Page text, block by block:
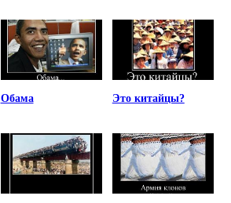
Обама Это китайцы?